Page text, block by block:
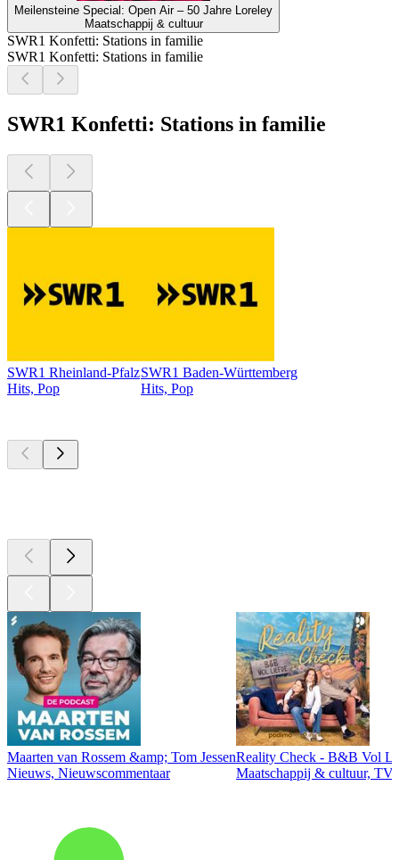
Meilensteine Special: Open Air – 50 Jahre Loreley
Maatschappij & cultuur
SWR1 Konfetti: Stations in familie
SWR1 Konfetti: Stations in familie
SWR1 Konfetti: Stations in familie
SWR1 Rheinland-Pfalz
Hits, Pop
SWR1 Baden-Württemberg
Hits, Pop
Maarten van Rossem &amp; Tom Jessen
Nieuws, Nieuwscommentaar
Reality Check - B&B Vol
Maatschappij & cultuur,